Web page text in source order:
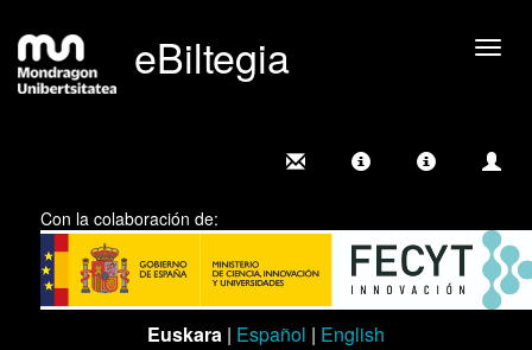
eBiltegia
Con la colaboración de:
Euskara | Español | English